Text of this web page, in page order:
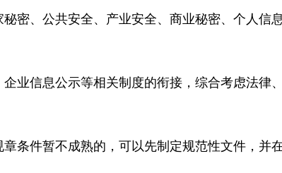
密、公共安全、产业安全、商业秘密、个人信
业信息公示等相关制度的衔接，综合考虑法律
条件暂不成熟的，可以先制定规范性文件，并